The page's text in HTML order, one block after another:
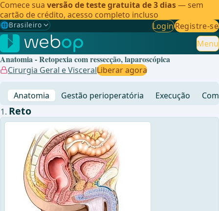
Comece sua versão de teste gratuita de 3 dias— sem
cartão de crédito, acesso completo incluso
🌐Brasileiro
Gewählte Sprache: Brasileiro
🇩🇪 Alemão
🇬🇧Inglês
🇧🇷 Brasileiro
LoginRegistre-se
Menu
Anatomia - Retopexia com ressecção, laparoscópica
Cirurgia Geral e VisceralLiberar agora
Anatomia Gestão perioperatória Execução
Reto